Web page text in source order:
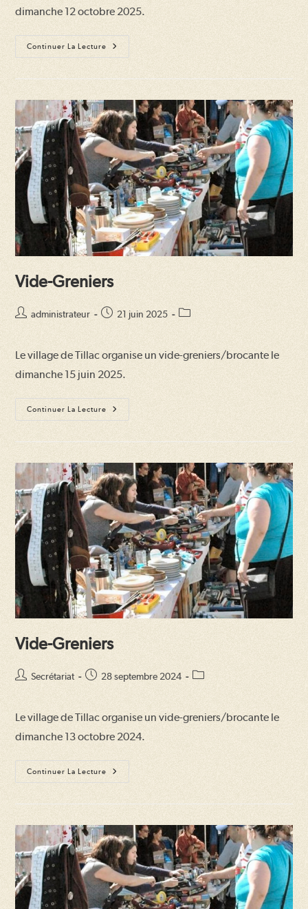
dimanche 12 octobre 2025.
Continuer La Lecture
Vide-
Greniers
Vide-Greniers
Auteur/autrice
publication :
administrateur
Publication
21 juin 2025
Post
Le village de Tillac organise un vide-greniers/brocante le
dimanche 15 juin 2025.
Continuer La Lecture
Vide-
Greniers
Vide-Greniers
Auteur/autrice
publication :
Secrétariat
Publication
28 septembre 2024
Post
Le village de Tillac organise un vide-greniers/brocante le
dimanche 13 octobre 2024.
Continuer La Lecture
Vide-
Greniers